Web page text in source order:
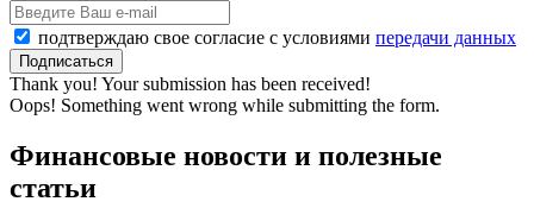
подтверждаю свое согласие с условиями передачи данных
Thank you! Your submission has been received!
Oops! Something went wrong while submitting the form.
Финансовые новости и полезные
статьи